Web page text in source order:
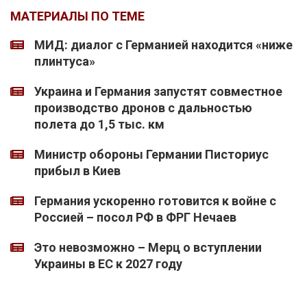
МАТЕРИАЛЫ ПО ТЕМЕ
МИД: диалог с Германией находится «ниже
плинтуса»
Украина и Германия запустят совместное
производство дронов с дальностью
полета до 1,5 тыс. км
Министр обороны Германии Писториус
прибыл в Киев
Германия ускоренно готовится к войне с
Россией – посол РФ в ФРГ Нечаев
Это невозможно – Мерц о вступлении
Украины в ЕС к 2027 году